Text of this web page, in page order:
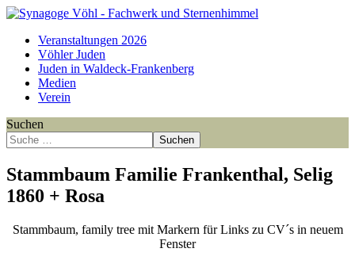
Veranstaltungen 2026
Vöhler Juden
Juden in Waldeck-Frankenberg
Medien
Verein
Suchen
Suchen
Stammbaum Familie Frankenthal, Selig
1860 + Rosa
Stammbaum, family tree mit Markern für Links zu CV´s in neuem
Fenster